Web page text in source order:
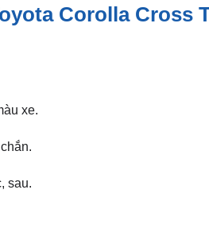
Corolla Cross
xe.
sau.